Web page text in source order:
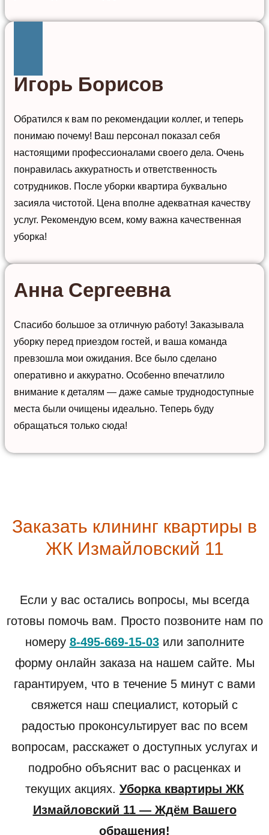
Игорь Борисов
Обратился к вам по рекомендации коллег, и теперь
понимаю почему! Ваш персонал показал себя
настоящими профессионалами своего дела. Очень
понравилась аккуратность и ответственность
сотрудников. После уборки квартира буквально
засияла чистотой. Цена вполне адекватная качеству
услуг. Рекомендую всем, кому важна качественная
уборка!
Анна Сергеевна
Спасибо большое за отличную работу! Заказывала
уборку перед приездом гостей, и ваша команда
превзошла мои ожидания. Все было сделано
оперативно и аккуратно. Особенно впечатлило
внимание к деталям — даже самые труднодоступные
места были очищены идеально. Теперь буду
обращаться только сюда!
Заказать клининг квартиры в
ЖК Измайловский 11
Если у вас остались вопросы, мы всегда
готовы помочь вам. Просто позвоните нам по
номеру 8-495-669-15-03или заполните
форму онлайн заказа на нашем сайте. Мы
гарантируем, что в течение 5 минут с вами
свяжется наш специалист, который с
радостью проконсультирует вас по всем
вопросам, расскажет о доступных услугах и
подробно объяснит вас о расценках и
текущих акциях. Уборка квартиры ЖК
Измайловский 11 — Ждём Вашего
обращения!